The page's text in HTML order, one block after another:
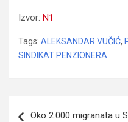
Izvor: N1
Tags: ALEKSANDAR VUČIĆ,
SINDIKAT PENZIONERA
Oko 2.000 migranata u